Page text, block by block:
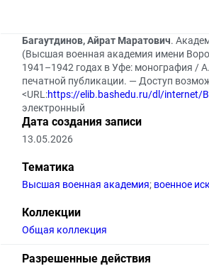
Багаутдинов, Айрат Маратович.
(Высшая военная академия имени
1941–1942 годах в Уфе: монография /
печатной публикации. — Доступ
<URL:https://elib.bashedu.ru/dl/internet/
электронный
Дата создания записи
13.05.2026
Тематика
Высшая военная академия; военное
Коллекции
Общая коллекция
Разрешенные действия